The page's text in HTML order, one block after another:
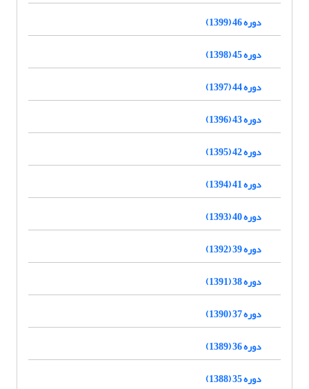
دوره 46 (1399)
دوره 45 (1398)
دوره 44 (1397)
دوره 43 (1396)
دوره 42 (1395)
دوره 41 (1394)
دوره 40 (1393)
دوره 39 (1392)
دوره 38 (1391)
دوره 37 (1390)
دوره 36 (1389)
دوره 35 (1388)